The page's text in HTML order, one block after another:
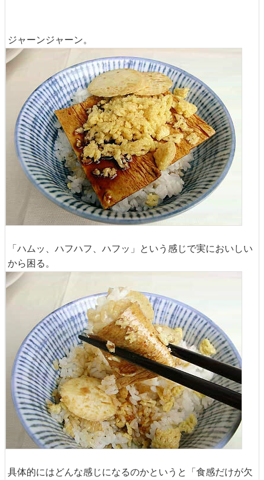
ジャーンジャーン。
「ハムッ、ハフハフ、ハフッ」という感じで実においしい
から困る。
具体的にはどんな感じになるのかというと「食感だけが欠